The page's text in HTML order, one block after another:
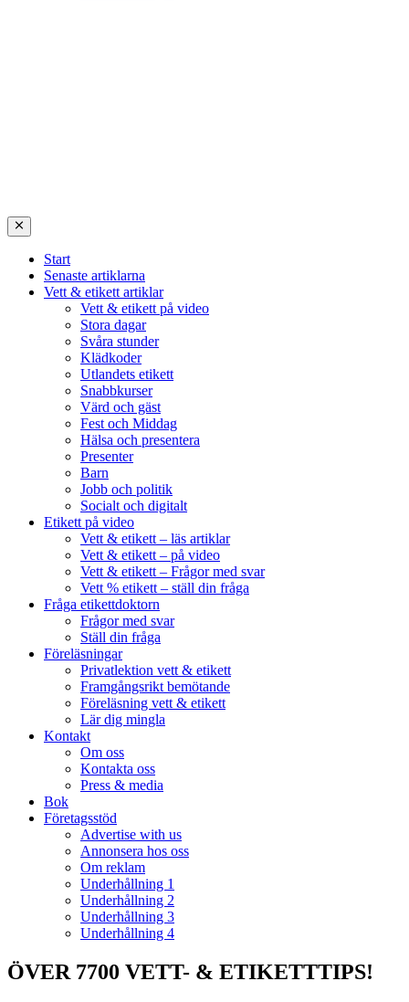
Start
Senaste artiklarna
Vett & etikett artiklar
Vett & etikett på video
Stora dagar
Svåra stunder
Klädkoder
Utlandets etikett
Snabbkurser
Värd och gäst
Fest och Middag
Hälsa och presentera
Presenter
Barn
Jobb och politik
Socialt och digitalt
Etikett på video
Vett & etikett – läs artiklar
Vett & etikett – på video
Vett & etikett – Frågor med svar
Vett % etikett – ställ din fråga
Fråga etikettdoktorn
Frågor med svar
Ställ din fråga
Föreläsningar
Privatlektion vett & etikett
Framgångsrikt bemötande
Föreläsning vett & etikett
Lär dig mingla
Kontakt
Om oss
Kontakta oss
Press & media
Bok
Företagsstöd
Advertise with us
Annonsera hos oss
Om reklam
Underhållning 1
Underhållning 2
Underhållning 3
Underhållning 4
ÖVER 7700 VETT- & ETIKETTTIPS!